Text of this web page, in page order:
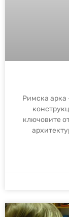
Римска арка
ключовите